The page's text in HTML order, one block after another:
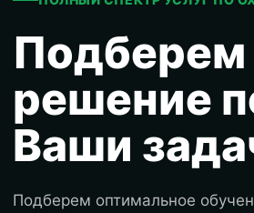
Подберем
решение
Ваши
Подберем оптимальное